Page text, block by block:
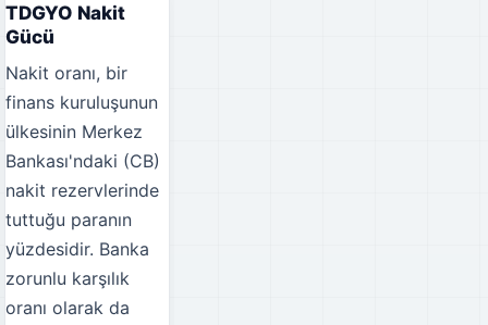
TDGYO Nakit
Gücü
Nakit oranı, bir
finans kuruluşunun
ülkesinin Merkez
Bankası'ndaki (CB)
nakit rezervlerinde
tuttuğu paranın
yüzdesidir. Banka
zorunlu karşılık
oranı olarak da